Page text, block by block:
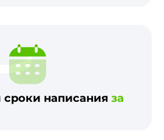
написания за